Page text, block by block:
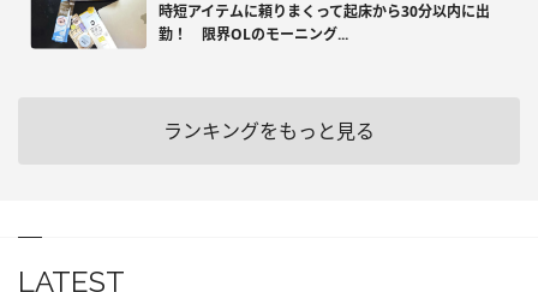
時短アイテムに頼りまくって起床から30分以内に出
勤！ 限界OLのモーニング...
ランキングをもっと見る
LATEST